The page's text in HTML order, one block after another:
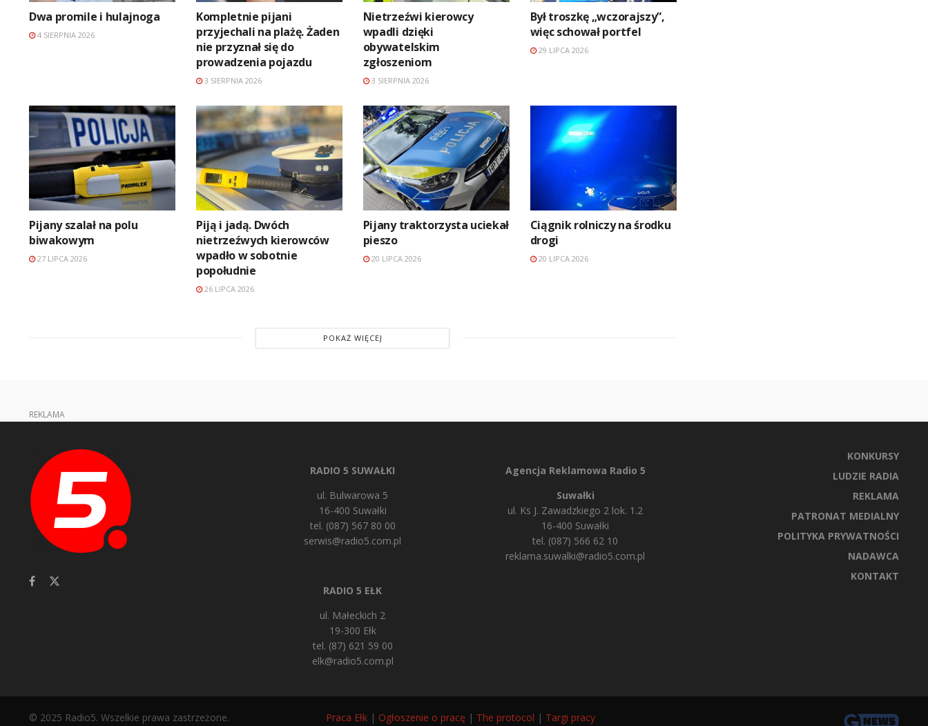
Dwa promile i hulajnoga
4 SIERPNIA 2026
Kompletnie pijani
przyjechali na plażę. Żaden
nie przyznał się do
prowadzenia pojazdu
3 SIERPNIA 2026
Nietrzeźwi kierowcy
wpadli dzięki
obywatelskim
zgłoszeniom
3 SIERPNIA 2026
Był troszkę „wczorajszy”,
więc schował portfel
29 LIPCA 2026
Pijany szalał na polu
biwakowym
27 LIPCA 2026
Piją i jadą. Dwóch
nietrzeźwych kierowców
wpadło w sobotnie
popołudnie
26 LIPCA 2026
Pijany traktorzysta uciekał
pieszo
20 LIPCA 2026
Ciągnik rolniczy na środku
drogi
20 LIPCA 2026
POKAŻ WIĘCEJ
REKLAMA
RADIO 5 SUWAŁKI
ul. Bulwarowa 5
16-400 Suwałki
tel. (087) 567 80 00
serwis@radio5.com.pl
RADIO 5 EŁK
ul. Małeckich 2
19-300 Ełk
tel. (87) 621 59 00
elk@radio5.com.pl
Agencja Reklamowa Radio 5
Suwałki
ul. Ks J. Zawadzkiego 2 lok. 1.2
16-400 Suwałki
tel. (087) 566 62 10
reklama.suwalki@radio5.com.pl
KONKURSY
LUDZIE RADIA
REKLAMA
PATRONAT MEDIALNY
POLITYKA PRYWATNOŚCI
NADAWCA
KONTAKT
© 2025 Radio5. Wszelkie prawa zastrzeżone. Praca Ełk | Ogłoszenie o pracę | The protocol | Targi pracy